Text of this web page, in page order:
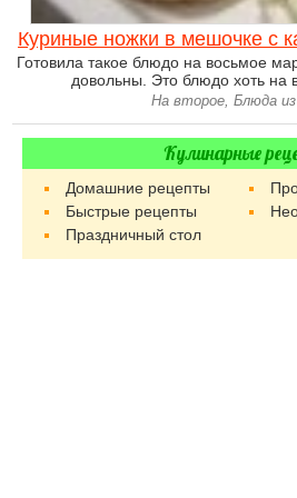
Куриные ножки в мешочке с
Готовила такое блюдо на восьмое
довольны. Это блюдо хоть на
На второе, Блюда
Кулинарные
Домашние рецепты
Быстрые рецепты
Праздничный стол